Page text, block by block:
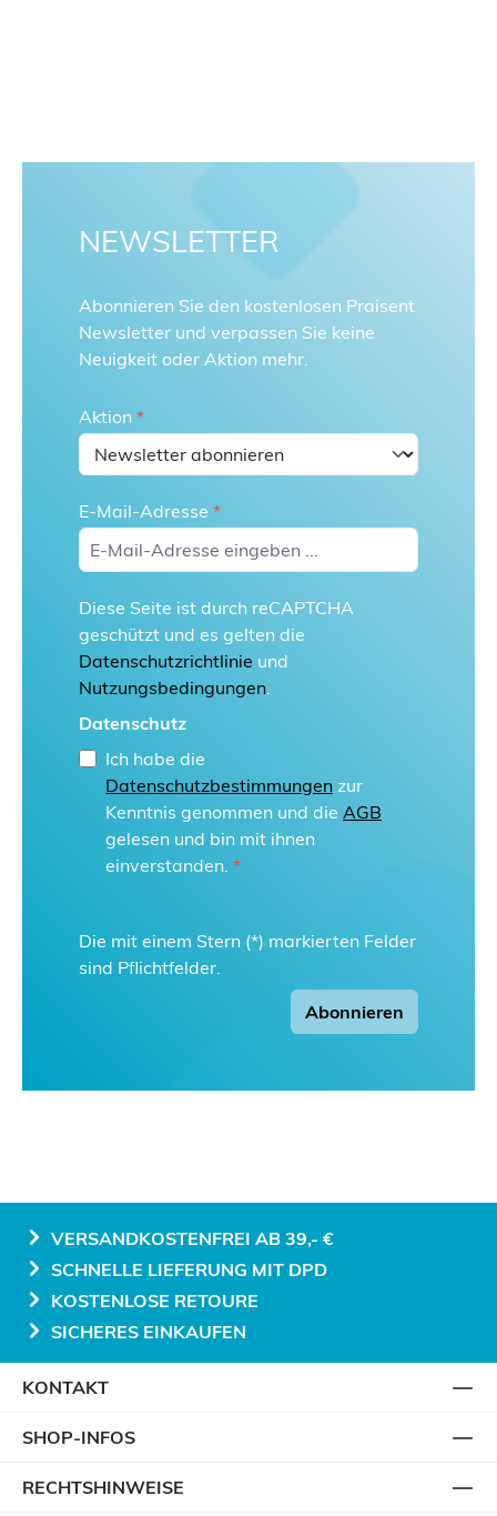
NEWSLETTER
Abonnieren Sie den kostenlosen Praisent
Newsletter und verpassen Sie keine
Neuigkeit oder Aktion mehr.
Aktion *
E-Mail-Adresse *
Diese Seite ist durch reCAPTCHA
geschützt und es gelten die
Datenschutzrichtlinie und
Nutzungsbedingungen.
Datenschutz
Ich habe die
Datenschutzbestimmungen zur
Kenntnis genommen und die AGB
gelesen und bin mit ihnen
einverstanden. *
Die mit einem Stern (*) markierten Felder
sind Pflichtfelder.
Abonnieren
VERSANDKOSTENFREI AB 39,- €
SCHNELLE LIEFERUNG MIT DPD
KOSTENLOSE RETOURE
SICHERES EINKAUFEN
KONTAKT
SHOP-INFOS
RECHTSHINWEISE